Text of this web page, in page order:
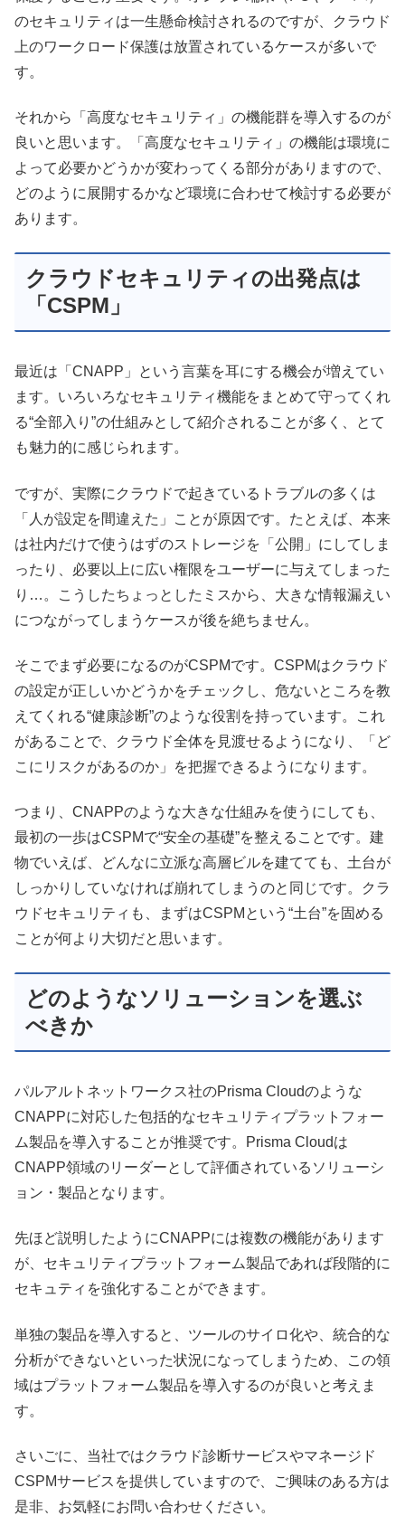
のセキュリティは一生懸命検討されるのですが、クラウド
上のワークロード保護は放置されているケースが多いで
す。
それから「高度なセキュリティ」の機能群を導入するのが
良いと思います。「高度なセキュリティ」の機能は環境に
よって必要かどうかが変わってくる部分がありますので、
どのように展開するかなど環境に合わせて検討する必要が
あります。
クラウドセキュリティの出発点は
「CSPM」
最近は「CNAPP」という言葉を耳にする機会が増えてい
ます。いろいろなセキュリティ機能をまとめて守ってくれ
る“全部入り”の仕組みとして紹介されることが多く、とて
も魅力的に感じられます。
ですが、実際にクラウドで起きているトラブルの多くは
「人が設定を間違えた」ことが原因です。たとえば、本来
は社内だけで使うはずのストレージを「公開」にしてしま
ったり、必要以上に広い権限をユーザーに与えてしまった
り…。こうしたちょっとしたミスから、大きな情報漏えい
につながってしまうケースが後を絶ちません。
そこでまず必要になるのがCSPMです。CSPMはクラウド
の設定が正しいかどうかをチェックし、危ないところを教
えてくれる“健康診断”のような役割を持っています。これ
があることで、クラウド全体を見渡せるようになり、「ど
こにリスクがあるのか」を把握できるようになります。
つまり、CNAPPのような大きな仕組みを使うにしても、
最初の一歩はCSPMで“安全の基礎”を整えることです。建
物でいえば、どんなに立派な高層ビルを建てても、土台が
しっかりしていなければ崩れてしまうのと同じです。クラ
ウドセキュリティも、まずはCSPMという“土台”を固める
ことが何より大切だと思います。
どのようなソリューションを選ぶ
べきか
パルアルトネットワークス社のPrisma Cloudのような
CNAPPに対応した包括的なセキュリティプラットフォー
ム製品を導入することが推奨です。Prisma Cloudは
CNAPP領域のリーダーとして評価されているソリューシ
ョン・製品となります。
先ほど説明したようにCNAPPには複数の機能があります
が、セキュリティプラットフォーム製品であれば段階的に
セキュティを強化することができます。
単独の製品を導入すると、ツールのサイロ化や、統合的な
分析ができないといった状況になってしまうため、この領
域はプラットフォーム製品を導入するのが良いと考えま
す。
さいごに、当社ではクラウド診断サービスやマネージド
CSPMサービスを提供していますので、ご興味のある方は
是非、お気軽にお問い合わせください。